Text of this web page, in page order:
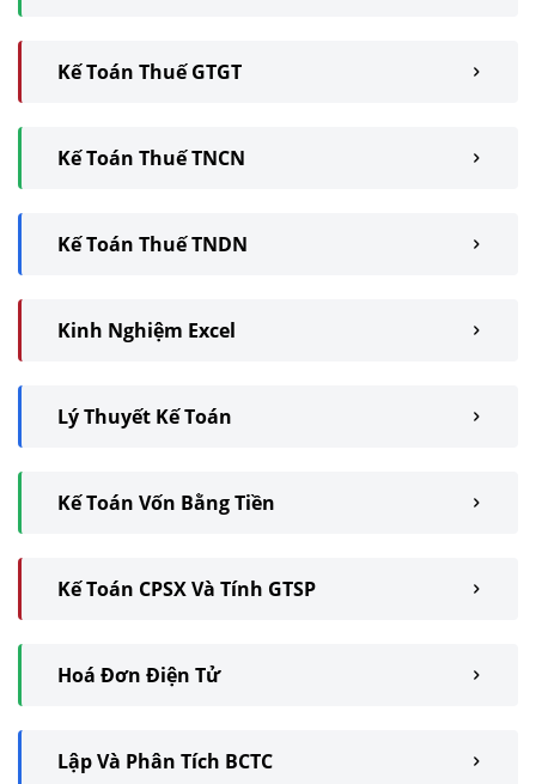
Kế Toán Thuế GTGT
Kế Toán Thuế TNCN
Kế Toán Thuế TNDN
Kinh Nghiệm Excel
Lý Thuyết Kế Toán
Kế Toán Vốn Bằng Tiền
Kế Toán CPSX Và Tính GTSP
Hoá Đơn Điện Tử
Lập Và Phân Tích BCTC